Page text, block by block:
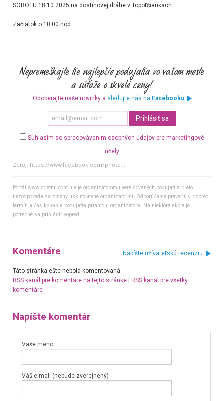
SOBOTU 18.10.2025 na dostihovej dráhe v Topoľčiankach.
Začiatok o 10:00 hod.
Odoberajte naše novinky a sledujte nás na Facebooku
Súhlasím so spracovávaním osobných údajov pre marketingové
účely
Zdroj: https://www.facebook.com/photo...
Portál www.sdetmi.com nie je organizátorom uverejňovaných podujatí a preto
nezodpovedá za zmeny uskutočnené organizátormi. Odporúčame preveriť si vopred
termín a čas konania podujatia priamo u organizátora. Na niektoré akcie je
potrebné sa prihlásiť vopred.
Komentáre Napíšte užívateľskú recenziu
Táto stránka ešte nebola komentovaná.
RSS kanál pre komentáre na tejto stránke|
RSS kanál pre všetky
komentáre
Napíšte komentár
Vaše meno
Váš e-mail (nebude zverejnený)